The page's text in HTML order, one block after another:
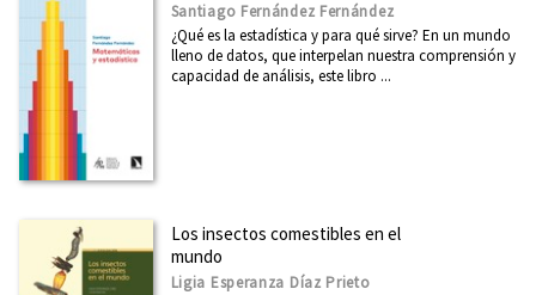
Santiago Fernández Fernández
¿Qué es la estadística y para qué sirve? En un mundo
lleno de datos, que interpelan nuestra comprensión y
capacidad de análisis, este libro ...
Los insectos comestibles en el
mundo
Ligia Esperanza Díaz Prieto